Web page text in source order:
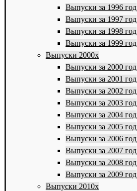
Выпуски за 1996 год
Выпуски за 1997 год
Выпуски за 1998 год
Выпуски за 1999 год
Выпуски 2000х
Выпуски за 2000 год
Выпуски за 2001 год
Выпуски за 2002 год
Выпуски за 2003 год
Выпуски за 2004 год
Выпуски за 2005 год
Выпуски за 2006 год
Выпуски за 2007 год
Выпуски за 2008 год
Выпуски за 2009 год
Выпуски 2010х